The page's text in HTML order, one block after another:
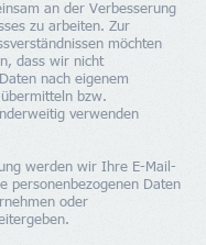
an der Verbesserung
zu arbeiten. Zur
möchten
dass wir nicht
nach eigenem
bzw.
verwenden
werden wir Ihre E-Mail-
personenbezogenen Daten
oder